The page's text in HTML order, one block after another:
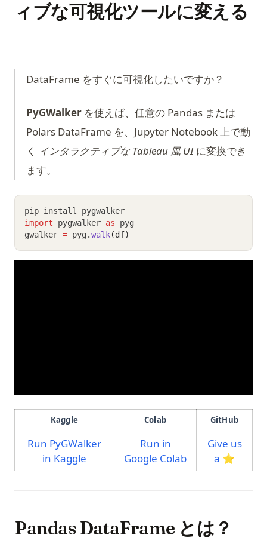
ィブな可視化ツールに変える
DataFrame をすぐに可視化したいですか？
PyGWalkerを使えば、任意の Pandas または
Polars DataFrame を、Jupyter Notebook 上で動
く インタラクティブな Tableau 風 UIに変換でき
ます。
pip install pygwalker
import pygwalker as pyg
gwalker = pyg .walk(df)
Kaggle Colab GitHub
Run PyGWalker
in Kaggle (opens in a new tab)
Run in
Google Colab(opens in a new
Give us
a ⭐️
Pandas DataFrame とは？